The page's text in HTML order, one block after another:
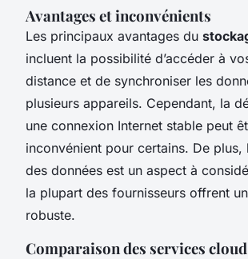
Avantages et inconvénients
Les principaux avantages du
incluent la possibilité d’accéder à
distance et de synchroniser les
plusieurs appareils. Cependant, la
une connexion Internet stable peut
inconvénient pour certains. De plus,
des données est un aspect à
la plupart des fournisseurs offrent
robuste.
Comparaison des services cloud